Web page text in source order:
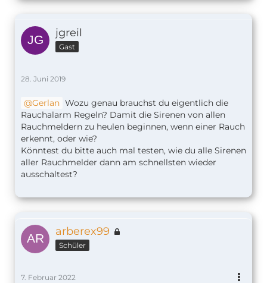
jgreil
Gast
28. Juni 2019
Gerlan Wozu genau brauchst du eigentlich die
Rauchalarm Regeln? Damit die Sirenen von allen
Rauchmeldern zu heulen beginnen, wenn einer Rauch
erkennt, oder wie?
Könntest du bitte auch mal testen, wie du alle Sirenen
aller Rauchmelder dann am schnellsten wieder
ausschaltest?
arberex99
Schüler
7. Februar 2022